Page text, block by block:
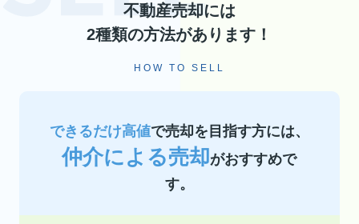
不動産売却には
2種類の方法があります！
HOW TO SELL
できるだけ高値で売却を目指す方には、
仲介による売却がおすすめで
す。